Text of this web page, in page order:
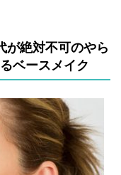
が絶対不可のやら
ベースメイク